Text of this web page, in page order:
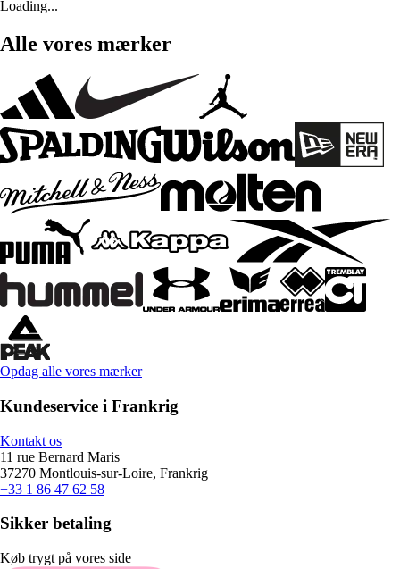
Loading...
Alle vores mærker
Opdag alle vores mærker
Kundeservice i Frankrig
Kontakt os
11 rue Bernard Maris
37270 Montlouis-sur-Loire, Frankrig
+33 1 86 47 62 58
Sikker betaling
Køb trygt på vores side